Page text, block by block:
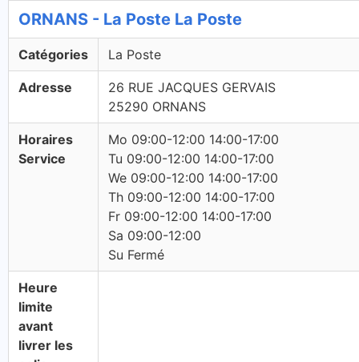
ORNANS - La Poste La Poste
Catégories La Poste
Adresse
26 RUE JACQUES GERVAIS
25290 ORNANS
Horaires
Service
Mo 09:00-12:00 14:00-17:00
Tu 09:00-12:00 14:00-17:00
We 09:00-12:00 14:00-17:00
Th 09:00-12:00 14:00-17:00
Fr 09:00-12:00 14:00-17:00
Sa 09:00-12:00
Su Fermé
Heure
limite
avant
livrer les